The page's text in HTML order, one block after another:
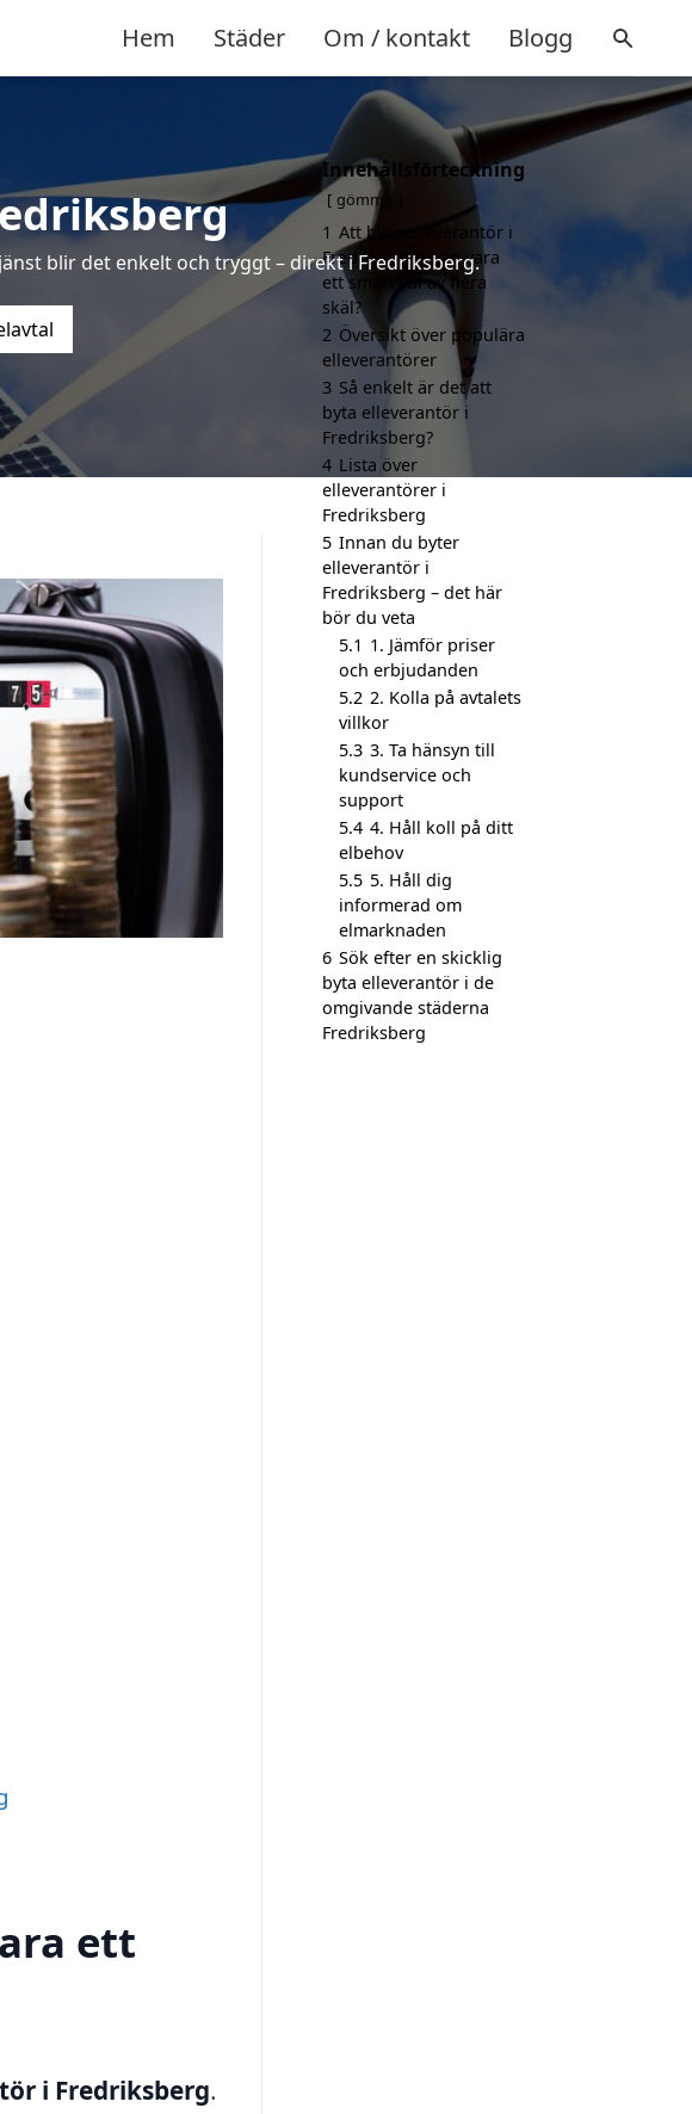
Hem Städer Om / kontakt Blogg
blir det enkelt och tryggt – direkt i Fredriksberg.
ett
i Fredriksberg.
Innehållsförteckning
gömma
1 Att byta elleverantör i
Fredriksberg kan vara
ett smart val av flera
skäl?
2 Översikt över populära
elleverantörer
3 Så enkelt är det att
byta elleverantör i
Fredriksberg?
4 Lista över
elleverantörer i
Fredriksberg
5 Innan du byter
elleverantör i
Fredriksberg – det här
bör du veta
5.1 1. Jämför priser
och erbjudanden
5.2 2. Kolla på avtalets
villkor
5.3 3. Ta hänsyn till
kundservice och
support
5.4 4. Håll koll på ditt
elbehov
5.5 5. Håll dig
informerad om
elmarknaden
6 Sök efter en skicklig
byta elleverantör i de
omgivande städerna
Fredriksberg